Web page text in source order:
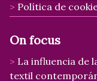
Política de
On focus
La influencia de
textil